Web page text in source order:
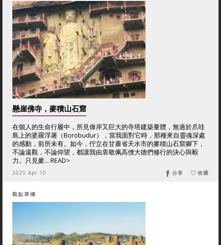
懸崖佛寺，麥積山石窟
在個人的生命行履中，所見偉岸又巨大的寺塔建築量體，無過於爪哇
島上的婆羅浮屠（Borobudur），當我面對它時，那種來自靈魂深處
的感動，前所未有。如今，佇立在甘肅省天水市的麥積山石窟腳下，
不論遠觀，不論仰望，都讓我由衷敬佩高僧大德們修行的決心與毅
力。只見麥... READ>
2025 Apr 10 收藏
分享
觀點專欄